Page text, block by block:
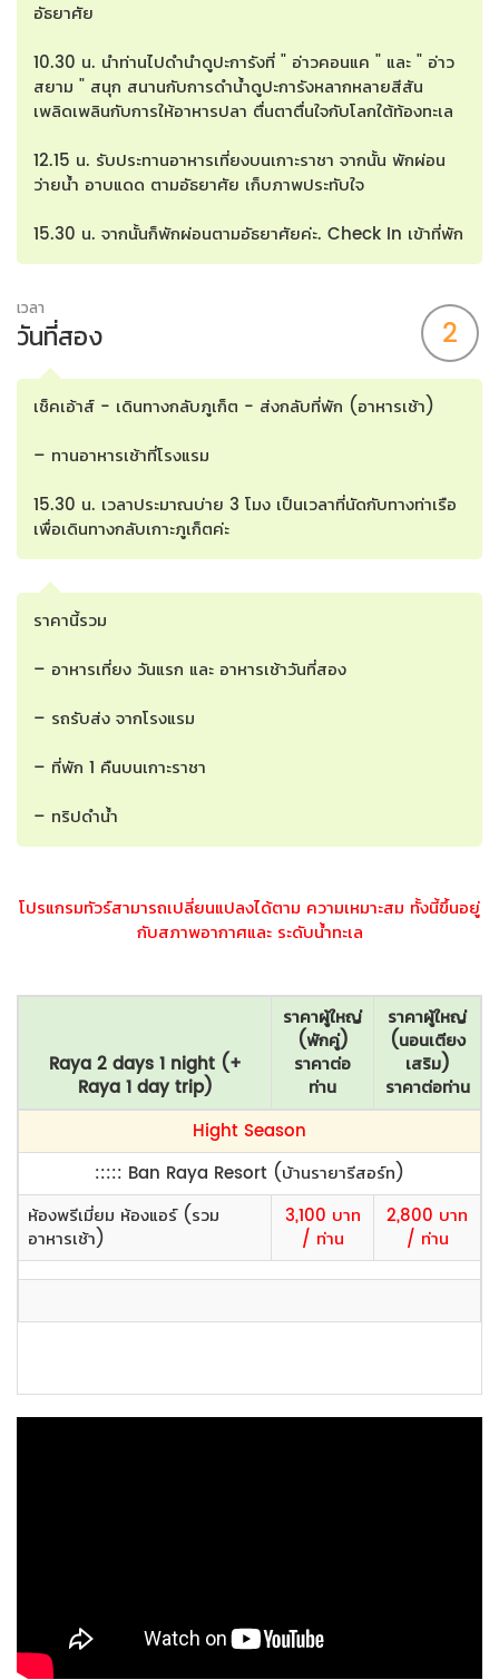
อัธยาศัย
10.30 น. นำท่านไปดำนำดูปะการังที่ " อ่าวคอนแค " และ " อ่าว
สยาม " สนุก สนานกับการดำน้ำดูปะการังหลากหลายสีสัน
เพลิดเพลินกับการให้อาหารปลา ตื่นตาตื่นใจกับโลกใต้ท้องทะเล
12.15 น. รับประทานอาหารเที่ยงบนเกาะราชา จากนั้น พักผ่อน
ว่ายน้ำ อาบแดด ตามอัธยาศัย เก็บภาพประทับใจ
15.30 น. จากนั้นก็พักผ่อนตามอัธยาศัยค่ะ. Check In เข้าที่พัก
เวลา
วันที่สอง 2
เช็คเอ้าส์ - เดินทางกลับภูเก็ต - ส่งกลับที่พัก (อาหารเช้า)
– ทานอาหารเช้าที่โรงแรม
15.30 น. เวลาประมาณบ่าย 3 โมง เป็นเวลาที่นัดกับทางท่าเรือ
เพื่อเดินทางกลับเกาะภูเก็ตค่ะ
ราคานี้รวม
– อาหารเที่ยง วันแรก และ อาหารเช้าวันที่สอง
– รถรับส่ง จากโรงแรม
– ที่พัก 1 คืนบนเกาะราชา
– ทริปดำน้ำ
โปรแกรมทัวร์สามารถเปลี่ยนแปลงได้ตาม ความเหมาะสม ทั้งนี้ขึ้นอยู่
กับสภาพอากาศและ ระดับน้ำทะเล
Raya 2 days 1 night (+
Raya 1 day trip)
ราคาผู้ใหญ่
(พักคู่)
ราคาต่อ
ท่าน
ราคาผู้ใหญ่
(นอนเตียง
เสริม)
ราคาต่อท่าน
Hight Season
::::: Ban Raya Resort (บ้านรายารีสอร์ท)
ห้องพรีเมี่ยม ห้องแอร์ (รวม
อาหารเช้า)
3,100 บาท
/ ท่าน
2,800 บาท
/ ท่าน